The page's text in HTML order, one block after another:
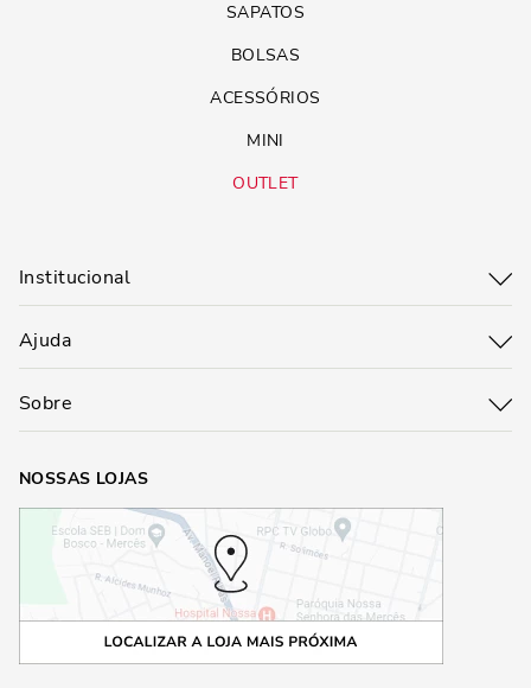
SAPATOS
BOLSAS
ACESSÓRIOS
MINI
OUTLET
Institucional
Ajuda
Sobre
NOSSAS LOJAS